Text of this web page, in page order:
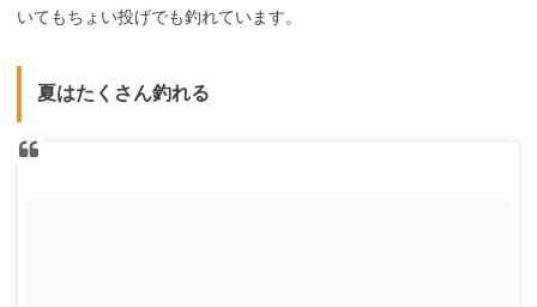
いてもちょい投げでも釣れています。
夏はたくさん釣れる